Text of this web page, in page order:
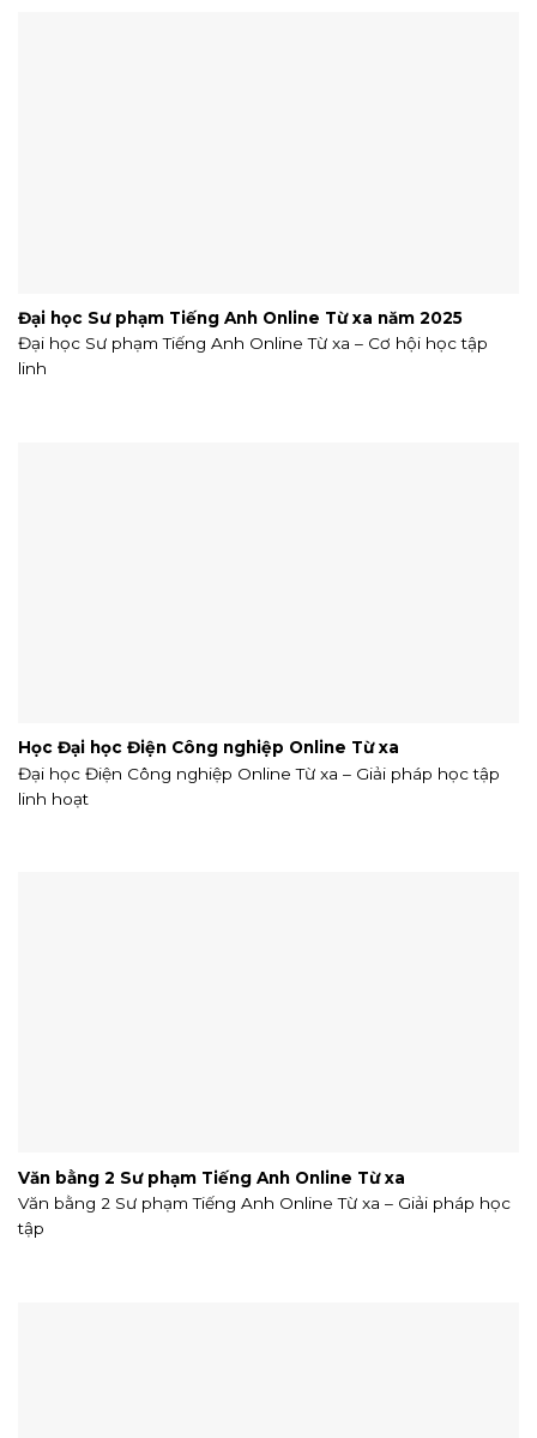
Đại học Sư phạm Tiếng Anh Online Từ xa năm 2025
Đại học Sư phạm Tiếng Anh Online Từ xa – Cơ hội học tập
linh
Học Đại học Điện Công nghiệp Online Từ xa
Đại học Điện Công nghiệp Online Từ xa – Giải pháp học tập
linh hoạt
Văn bằng 2 Sư phạm Tiếng Anh Online Từ xa
Văn bằng 2 Sư phạm Tiếng Anh Online Từ xa – Giải pháp học
tập